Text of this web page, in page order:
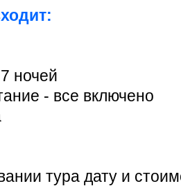
ночей
- все включено
тура дату и